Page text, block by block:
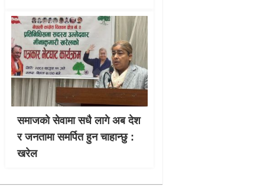
समाजको सेवामा सधै लागे अब देश
र जनतामा समर्पित हुन चाहान्छु :
खरेल